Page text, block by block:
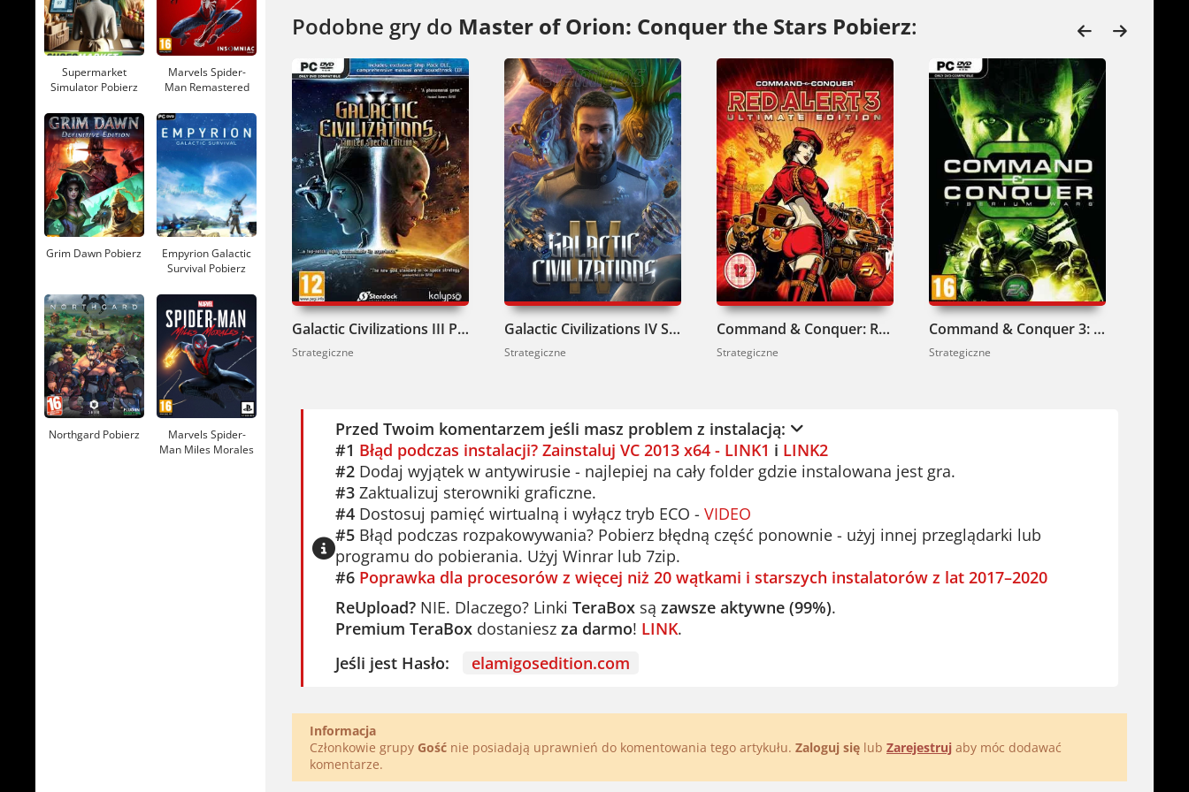
nowicjuszy. Pobierz i przekonaj się, czy dasz radę podbić galaktykę.
Podobne gry do Master of Orion: Conquer the Stars Pobierz:
Galactic Civilizations III Pobierz
Strategiczne
Galactic Civilizations IV Supernova Pobierz
Strategiczne
Command & Conquer: Red Alert 3 Complete Collection Pobierz
Strategiczne
Command & Conquer 3: Tiberium Wars Complete Collection Pobierz
Strategiczne
Przed Twoim komentarzem jeśli masz problem z instalacją:
#1 Błąd podczas instalacji? Zainstaluj VC 2013 x64 - LINK1 i LINK2
#2 Dodaj wyjątek w antywirusie - najlepiej na cały folder gdzie instalowana jest gra.
#3 Zaktualizuj sterowniki graficzne.
#4 Dostosuj pamięć wirtualną i wyłącz tryb ECO - VIDEO
#5 Błąd podczas rozpakowywania? Pobierz błędną część ponownie - użyj innej przeglądarki lub
programu do pobierania. Użyj Winrar lub 7zip.
#6 Poprawka dla procesorów z więcej niż 20 wątkami i starszych instalatorów z lat 2017–2020
ReUpload? NIE. Dlaczego? Linki TeraBox są zawsze aktywne (99%).
Premium TeraBox dostaniesz za darmo! LINK.
Jeśli jest Hasło:
elamigosedition.com
Informacja
Członkowie grupy Gość nie posiadają uprawnień do komentowania tego artykułu. Zaloguj się lub Zarejestruj aby móc dodawać
komentarze.
Supermarket
Simulator Pobierz
Marvels Spider-
Man Remastered
Grim Dawn Pobierz
Empyrion Galactic
Survival Pobierz
Northgard Pobierz
Marvels Spider-
Man Miles Morales